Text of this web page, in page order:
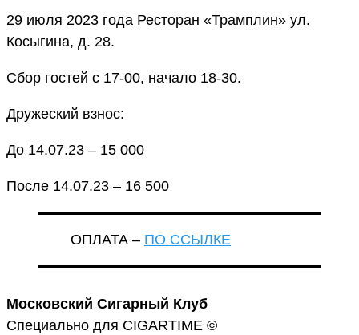
29 июля 2023 года Ресторан «Трамплин» ул.
Косыгина, д. 28.
Сбор гостей с 17-00, начало 18-30.
Дружеский взнос:
До 14.07.23 – 15 000
После 14.07.23 – 16 500
ОПЛАТА – ПО ССЫЛКЕ
Московский Сигарный Клуб
Специально для CIGARTIME ©